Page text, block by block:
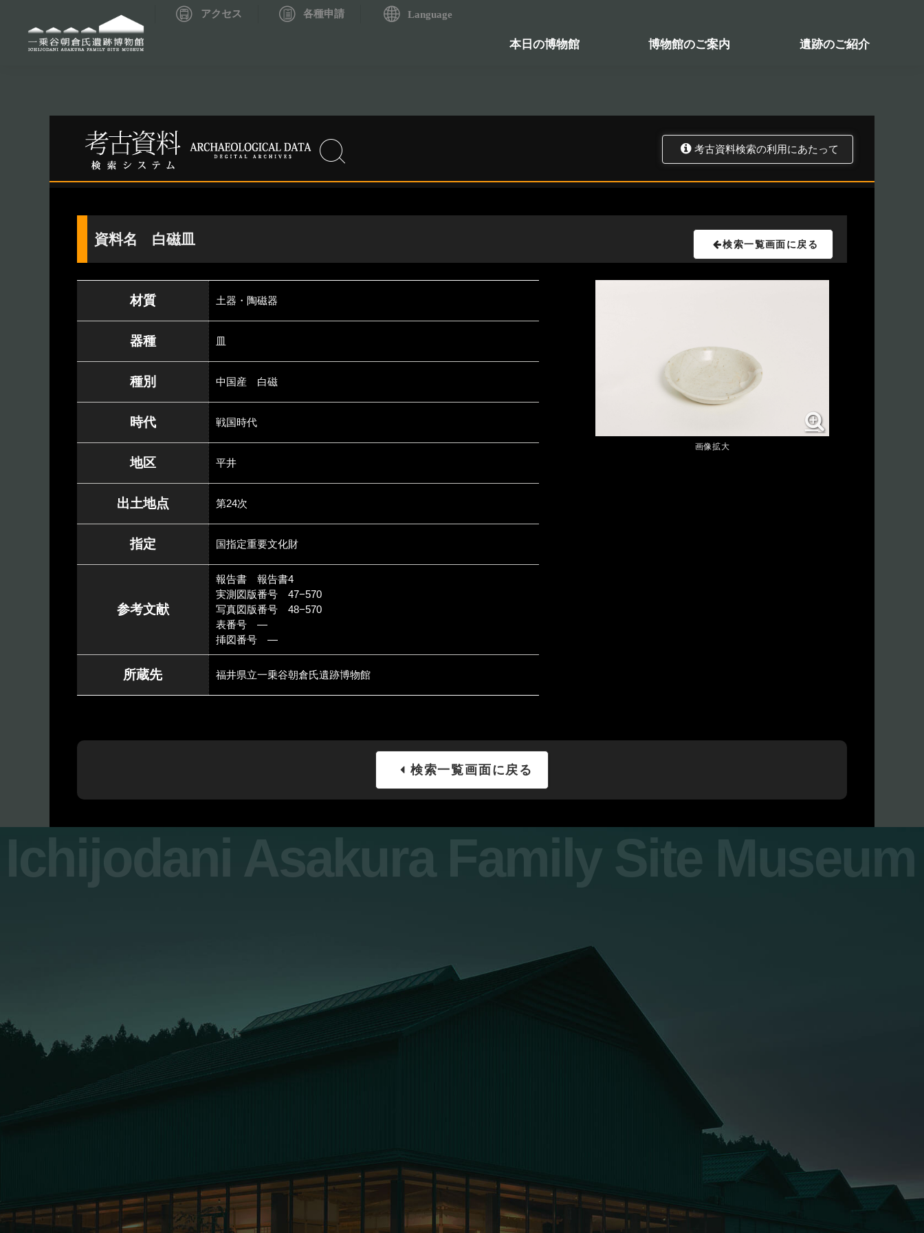
アクセス 各種申請 Language
本日の博物館 博物館のご案内 遺跡のご紹介
資料データベーストップ 考古資料検索システム 歴史資料検索システム
トップ 資料データベース 考古資料検索
考古資料検索の利用にあたって
検索一覧画面に戻る
資料名 白磁皿
材質 土器・陶磁器
器種 皿
種別 中国産 白磁
時代 戦国時代
地区 平井
出土地点 第24次
指定 国指定重要文化財
参考文献
報告書 報告書4
実測図版番号 47−570
写真図版番号 48−570
表番号 ―
挿図番号 ―
所蔵先 福井県立一乗谷朝倉氏遺跡博物館
検索一覧画面に戻る
Ichijodani Asakura Family Site Museum